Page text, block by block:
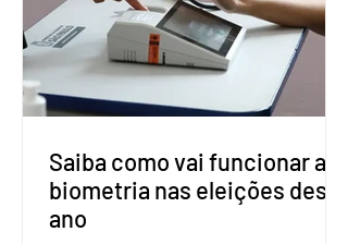
ser encaminhado pelo Ministério da
Saúde à Comissão Nacional de
Incorporação de Novas Tecnologias no
SUS (Conitec) na semana que vem. A
Conitec é um colegiado
Saiba como vai funcionar a
biometria nas eleições deste
ano